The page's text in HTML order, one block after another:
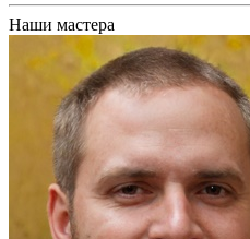
Наши мастера